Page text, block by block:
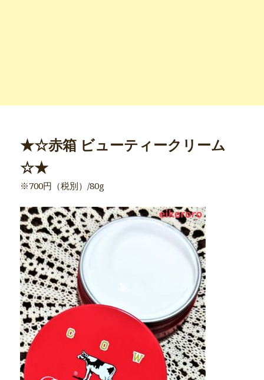
★☆赤箱 ビューティークリーム
☆★
※700円（税別）/80g